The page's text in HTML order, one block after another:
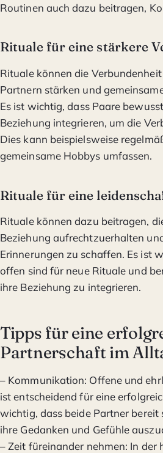
Routinen auch dazu beitragen,
Rituale für eine stärkere
Rituale können die
Partnern stärken und
Es ist wichtig, dass Paare
Beziehung integrieren, um die
Dies kann beispielsweise
gemeinsame Hobbys umfassen.
Rituale für eine
Rituale können dazu beitragen,
Beziehung aufrechtzuerhalten
Erinnerungen zu schaffen. Es ist
offen sind für neue Rituale und
ihre Beziehung zu integrieren.
Tipps für eine
Partnerschaft im
– Kommunikation: Offene und
ist entscheidend für eine
wichtig, dass beide Partner bereit
ihre Gedanken und Gefühle
– Zeit füreinander nehmen: In der